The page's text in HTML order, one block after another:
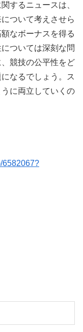
するニュースは、
ついて考えさせら
なボーナスを得る
ついては深刻な問
競技の公平性をど
なるでしょう。ス
に両立していくの
6582067?